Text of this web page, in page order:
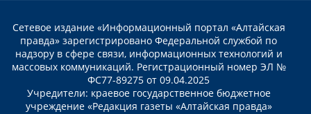
Сетевое издание «Информационный портал «Алтайская
правда» зарегистрировано Федеральной службой по
надзору в сфере связи, информационных технологий и
массовых коммуникаций. Регистрационный номер ЭЛ №
ФС77-89275 от 09.04.2025
Учредители: краевое государственное бюджетное
учреждение «Редакция газеты «Алтайская правда»